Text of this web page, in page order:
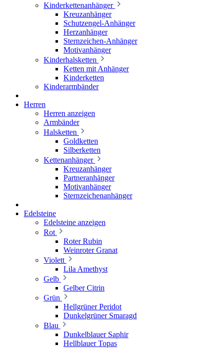
Kinderkettenanhänger
Kreuzanhänger
Schutzengel-Anhänger
Herzanhänger
Sternzeichen-Anhänger
Motivanhänger
Kinderhalsketten
Ketten mit Anhänger
Kinderketten
Kinderarmbänder
Herren
Herren anzeigen
Armbänder
Halsketten
Goldketten
Silberketten
Kettenanhänger
Kreuzanhänger
Partneranhänger
Motivanhänger
Sternzeichenanhänger
Edelsteine
Edelsteine anzeigen
Rot
Roter Rubin
Weinroter Granat
Violett
Lila Amethyst
Gelb
Gelber Citrin
Grün
Hellgrüner Peridot
Dunkelgrüner Smaragd
Blau
Dunkelblauer Saphir
Hellblauer Topas